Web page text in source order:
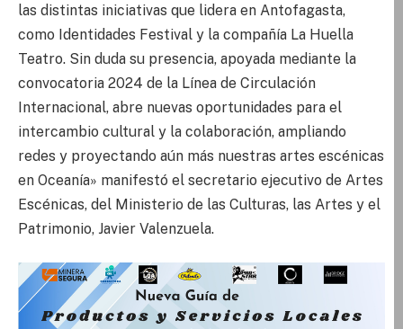
las distintas iniciativas que lidera en Antofagasta,
como Identidades Festival y la compañía La Huella
Teatro. Sin duda su presencia, apoyada mediante la
convocatoria 2024 de la Línea de Circulación
Internacional, abre nuevas oportunidades para el
intercambio cultural y la colaboración, ampliando
redes y proyectando aún más nuestras artes escénicas
en Oceanía» manifestó el secretario ejecutivo de Artes
Escénicas, del Ministerio de las Culturas, las Artes y el
Patrimonio, Javier Valenzuela.